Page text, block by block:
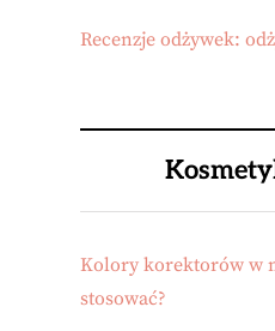
Recenzje odżywek:
Kolory korektorów w
stosować?